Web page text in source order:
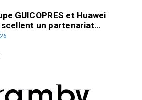
GUICOPRES et Huawei
scellent un partenariat…